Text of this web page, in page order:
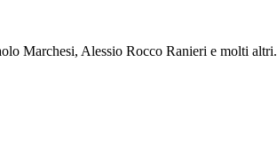
Marchesi, Alessio Rocco Ranieri e molti altri.